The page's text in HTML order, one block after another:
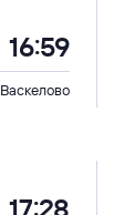
16:59
Васкелово
17:28